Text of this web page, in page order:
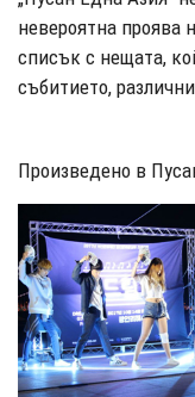
невероятна проява
списък с нещата,
събитието,
Произведено в